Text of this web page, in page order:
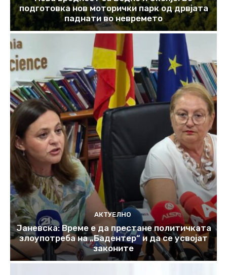
подготовка нов моторички парк од дрвјата
паднати во невремето
АКТУЕЛНО
Јаневска: Време е да престане политичката
злоупотреба на „Бадентер“ и да се усвојат
законите